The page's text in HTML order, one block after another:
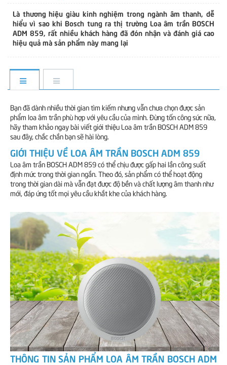
Là thương hiệu giàu kinh nghiệm trong ngành âm thanh, dễ
hiểu vì sao khi Bosch tung ra thị trường Loa âm trần BOSCH
ADM 859, rất nhiều khách hàng đã đón nhận và đánh giá cao
hiệu quả mà sản phẩm này mang lại
Bạn đã dành nhiều thời gian tìm kiếm nhưng vẫn chưa chọn được sản
phẩm loa âm trần phù hợp với yêu cầu của mình. Đừng tốn công sức nữa,
hãy tham khảo ngay bài viết giới thiệu Loa âm trần BOSCH ADM 859
sau đây, chắc chắn bạn sẽ hài lòng.
GIỚI THIỆU VỀ LOA ÂM TRẦN BOSCH ADM 859
Loa âm trần BOSCH ADM 859 có thể chịu được gấp hai lần công suất
định mức trong thời gian ngắn. Theo đó, sản phẩm có thể hoạt động
trong thời gian dài mà vẫn đạt được độ bền và chất lượng âm thanh như
mới, đáp ứng tốt mọi yêu cầu khắt khe của khách hàng.
THÔNG TIN SẢN PHẨM LOA ÂM TRẦN BOSCH ADM